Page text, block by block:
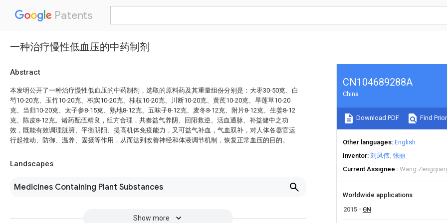
Patents
一种治疗慢性低血压的中药制剂
Abstract
本发明公开了一种治疗慢性低血压的中药制剂，选取的原料药及其重量组份分别是：大枣30-50克、白
芍10-20克、玉竹10-20克、枳实10-20克、桂枝10-20克、川断10-20克、黄芪10-20克、旱莲草10-20
克、当归10-20克、太子参8-15克、熟地8-12克、五味子8-12克、麦冬8-12克、附片8-12克、生姜8-12
克、陈皮8-12克。诸药配伍精良，组方合理，共奏益气养阴、回阳救逆、活血通脉、补益健中之功
效，既能有效调理脏腑、平衡阴阳、提高机体免疫能力，又可益气补血，气血双补，对人体各器官运
行起推动、防御、温养、固摄等作用，从而达到改善神经和体液调节机制，恢复正常血压的目的。
Landscapes
Medicines Containing Plant Substances
Show more
CN104689288A
China
Download PDF Find
Other languages English
Inventor 刘凤伟 张丽
Current Assignee
Wang
Worldwide applications
2015
CN